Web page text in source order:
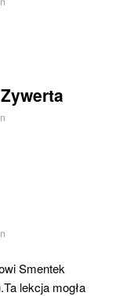
Smentek
lekcja mogła